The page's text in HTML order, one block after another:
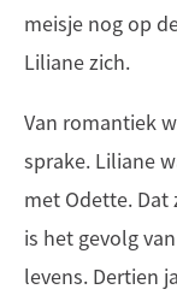
meisje nog op
Liliane zich.
Van romantiek
sprake. Liliane
met Odette. Dat
is het gevolg
levens. Dertien